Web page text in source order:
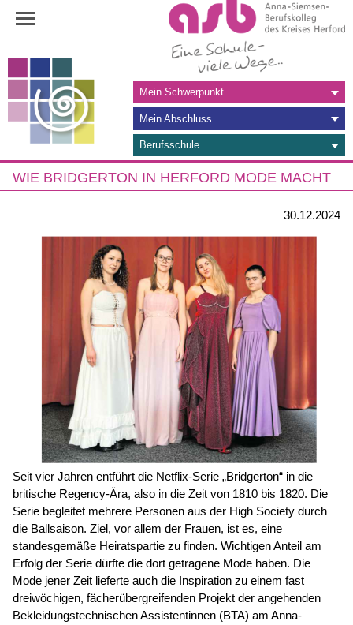
Navigation
überspringen
Mein Schwerpunkt
Mein Abschluss
Berufsschule
WIE BRIDGERTON IN HERFORD MODE MACHT
30.12.2024
Seit vier Jahren entführt die Netflix-Serie „Bridgerton“ in die
britische Regency-Ära, also in die Zeit von 1810 bis 1820. Die
Serie begleitet mehrere Personen aus der High Society durch
die Ballsaison. Ziel, vor allem der Frauen, ist es, eine
standesgemäße Heiratspartie zu finden. Wichtigen Anteil am
Erfolg der Serie dürfte die dort getragene Mode haben. Die
Mode jener Zeit lieferte auch die Inspiration zu einem fast
dreiwöchigen, fächerübergreifenden Projekt der angehenden
Bekleidungstechnischen Assistentinnen (BTA) am Anna-